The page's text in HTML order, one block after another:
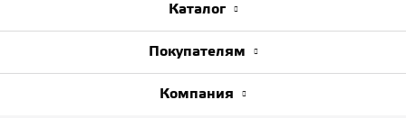
Каталог
Покупателям
Компания